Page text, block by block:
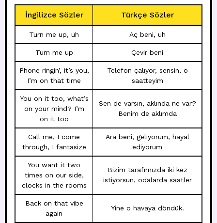
İngilizce Sözler Türkçe Sözler
Turn me up, uh Aç beni, uh
Turn me up Çevir beni
Phone ringin’, it’s you,
I’m on that time
Telefon çalıyor, sensin, o
saatteyim
You on it too, what’s
on your mind? I’m
on it too
Sen de varsın, aklında ne var?
Benim de aklımda
Call me, I come
through, I fantasize
Ara beni, geliyorum, hayal
ediyorum
You want it two
times on our side,
clocks in the rooms
Bizim tarafımızda iki kez
istiyorsun, odalarda saatler
Back on that vibe
again
Yine o havaya döndük.